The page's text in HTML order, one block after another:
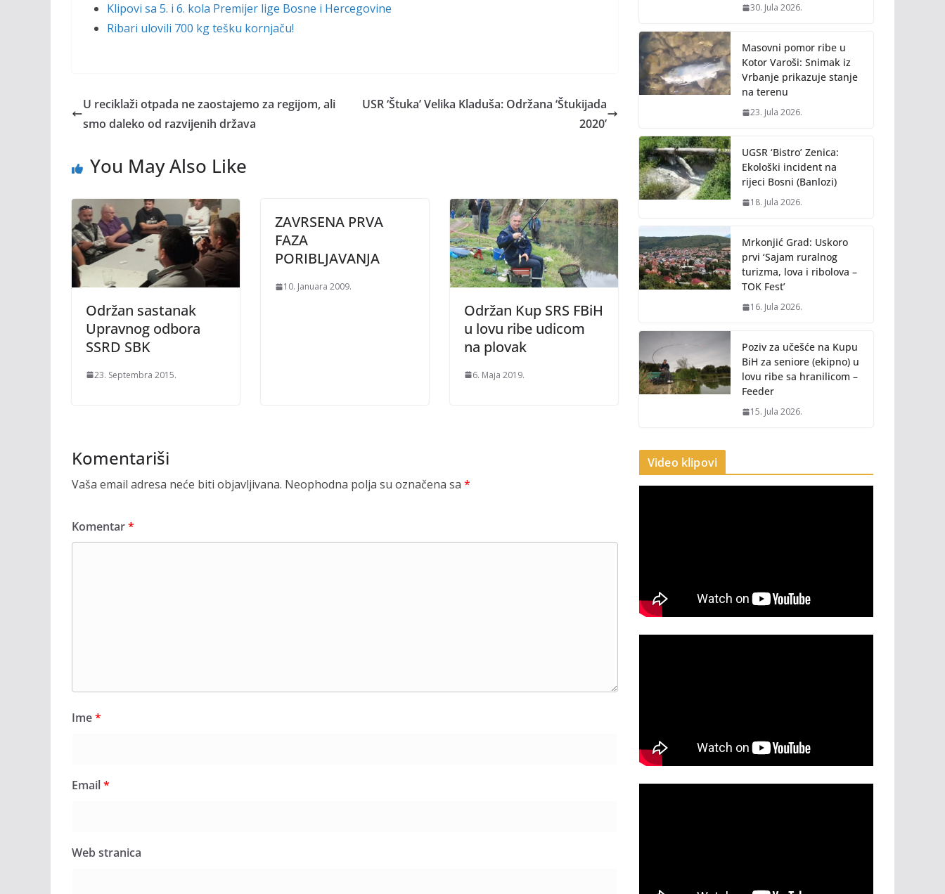
Klipovi sa 5. i 6. kola Premijer lige Bosne i Hercegovine
Ribari ulovili 700 kg tešku kornjaču!
U reciklaži otpada ne zaostajemo za regijom, ali
smo daleko od razvijenih država
USR ‘Štuka’ Velika Kladuša: Održana ‘Štukijada
2020’
You May Also Like
Održan sastanak
Upravnog odbora
SSRD SBK
23. Septembra 2015.
ZAVRSENA PRVA
FAZA
PORIBLJAVANJA
10. Januara 2009.
Održan Kup SRS FBiH
u lovu ribe udicom
na plovak
6. Maja 2019.
Komentariši
Vaša email adresa neće biti objavljivana. Neophodna polja su označena sa *
Komentar*
Ime*
Email*
Web stranica
30. Jula 2026.
Masovni pomor ribe u
Kotor Varoši: Snimak iz
Vrbanje prikazuje stanje
na terenu
23. Jula 2026.
UGSR ‘Bistro’ Zenica:
Ekološki incident na
rijeci Bosni (Banlozi)
18. Jula 2026.
Mrkonjić Grad: Uskoro
prvi ‘Sajam ruralnog
turizma, lova i ribolova –
TOK Fest’
16. Jula 2026.
Poziv za učešće na Kupu
BiH za seniore (ekipno) u
lovu ribe sa hranilicom –
Feeder
15. Jula 2026.
Video klipovi